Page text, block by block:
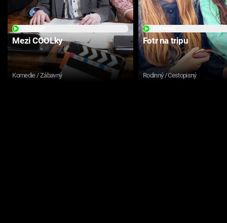
Mezi COOLky
Komedie / Zábavný
Fotr na tripu
Rodinný / Cestopisný